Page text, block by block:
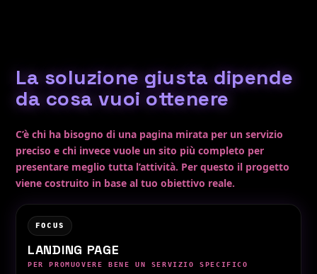
La soluzione giusta dipende
da cosa vuoi ottenere
C’è chi ha bisogno di una pagina mirata per un servizio
preciso e chi invece vuole un sito più completo per
presentare meglio tutta l’attività. Per questo il progetto
viene costruito in base al tuo obiettivo reale.
FOCUS
LANDING PAGE
PER PROMUOVERE BENE UN SERVIZIO SPECIFICO